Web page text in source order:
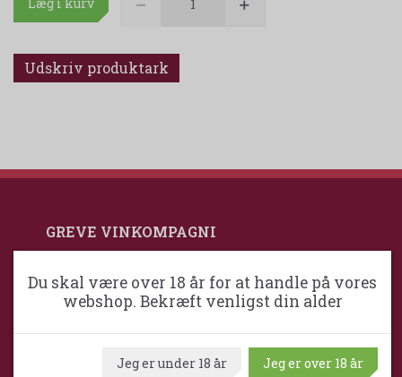
Udskriv produktark
GREVE VINKOMPAGNI
Greve VinKompagni ApS / Maximum
Wine
Ventrupparken 24
DK-2670 Greve
Du skal være over 18 år for at handle på vores
webshop. Bekræft venligst din alder
Jeg er under 18 år Jeg er over 18 år